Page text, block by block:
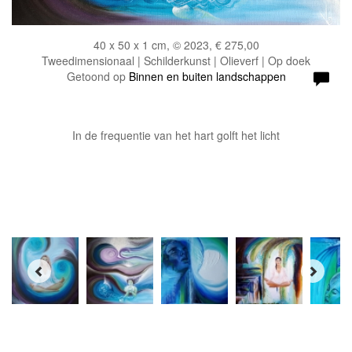
40 x 50 x 1 cm, © 2023, € 275,00
Tweedimensionaal | Schilderkunst | Olieverf | Op doek
Getoond op Binnen en buiten landschappen
In de frequentie van het hart golft het licht